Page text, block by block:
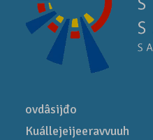
ovdâsijđo
Kuállejeijeeravvuuh